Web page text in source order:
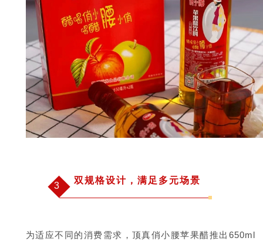
3
双规格设计，满足多元场景
为适应不同的消费需求，顶真俏小腰苹果醋推出650ml